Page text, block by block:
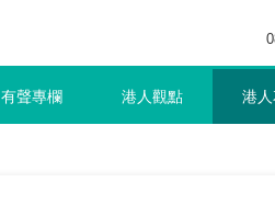
有聲專欄 港人觀點 港